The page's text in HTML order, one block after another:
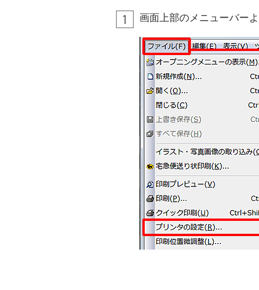
画面上部のメニューバー